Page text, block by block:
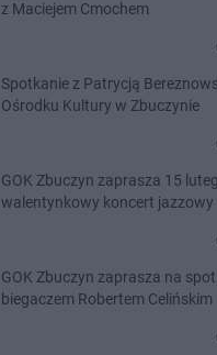
z Maciejem Cmochem
Spotkanie z Patrycją
Ośrodku Kultury w Zbuczynie
GOK Zbuczyn zaprasza 15
walentynkowy koncert jazzowy
GOK Zbuczyn zaprasza na
biegaczem Robertem Celińskim